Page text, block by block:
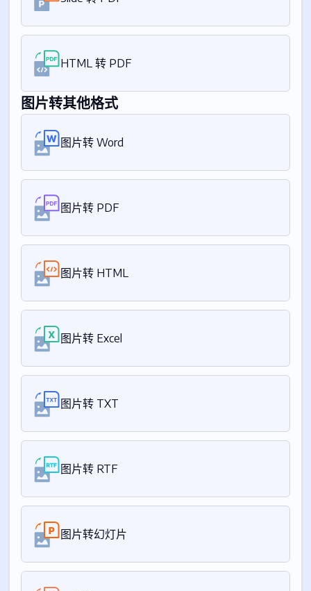
HTML 转 PDF
图片转其他格式
图片转 Word
图片转 PDF
图片转 HTML
图片转 Excel
图片转 TXT
图片转 RTF
图片转幻灯片